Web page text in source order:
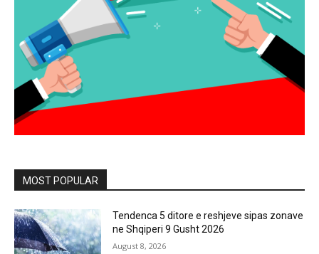
MOST POPULAR
Tendenca 5 ditore e reshjeve sipas zonave
ne Shqiperi 9 Gusht 2026
August 8, 2026